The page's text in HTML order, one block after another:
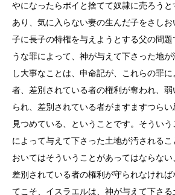
やになったらポイと捨てて奴隷に売ろう
あり、気に入らない妻の生んだ子をさし
子に長子の特権を与えようとする父の問題
うな罪によって、神が与えて下さった地
し大事なことは、申命記が、これらの罪
者、差別されている者の権利が奪われ、
られ、差別されている者がますますつら
見つめている、ということです。そうい
によって与えて下さった土地が汚される
おいてはそういうことがあってはならない
差別されている者の権利が守られなけれ
てこそ、イスラエルは、神が与えて下さ